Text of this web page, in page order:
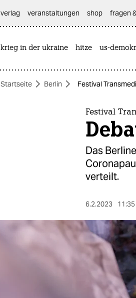
themen
berlin
nord
verlag
veranstaltungen shop fragen
krieg in der ukraine hitze us-
Startseite Berlin Festival
Festival
Das
verteilt.
6.2.2023